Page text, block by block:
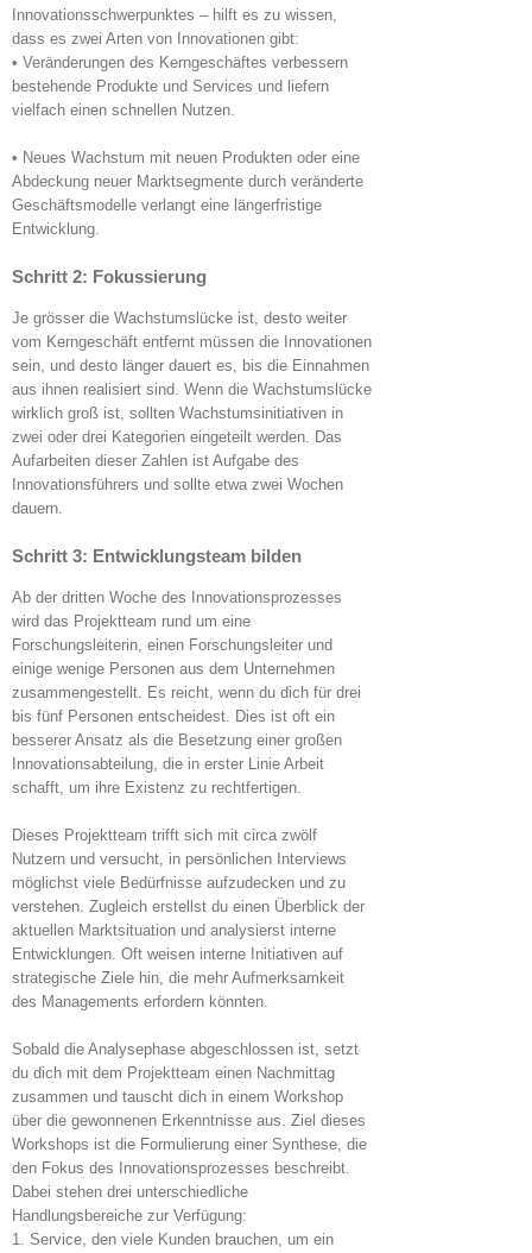
Innovationsschwerpunktes – hilft es zu wissen,
dass es zwei Arten von Innovationen gibt:
• Veränderungen des Kerngeschäftes verbessern
bestehende Produkte und Services und liefern
vielfach einen schnellen Nutzen.
• Neues Wachstum mit neuen Produkten oder eine
Abdeckung neuer Marktsegmente durch veränderte
Geschäftsmodelle verlangt eine längerfristige
Entwicklung.
Schritt 2: Fokussierung
Je grösser die Wachstumslücke ist, desto weiter
vom Kerngeschäft entfernt müssen die Innovationen
sein, und desto länger dauert es, bis die Einnahmen
aus ihnen realisiert sind. Wenn die Wachstumslücke
wirklich groß ist, sollten Wachstumsinitiativen in
zwei oder drei Kategorien eingeteilt werden. Das
Aufarbeiten dieser Zahlen ist Aufgabe des
Innovationsführers und sollte etwa zwei Wochen
dauern.
Schritt 3: Entwicklungsteam bilden
Ab der dritten Woche des Innovationsprozesses
wird das Projektteam rund um eine
Forschungsleiterin, einen Forschungsleiter und
einige wenige Personen aus dem Unternehmen
zusammengestellt. Es reicht, wenn du dich für drei
bis fünf Personen entscheidest. Dies ist oft ein
besserer Ansatz als die Besetzung einer großen
Innovationsabteilung, die in erster Linie Arbeit
schafft, um ihre Existenz zu rechtfertigen.
Dieses Projektteam trifft sich mit circa zwölf
Nutzern und versucht, in persönlichen Interviews
möglichst viele Bedürfnisse aufzudecken und zu
verstehen. Zugleich erstellst du einen Überblick der
aktuellen Marktsituation und analysierst interne
Entwicklungen. Oft weisen interne Initiativen auf
strategische Ziele hin, die mehr Aufmerksamkeit
des Managements erfordern könnten.
Sobald die Analysephase abgeschlossen ist, setzt
du dich mit dem Projektteam einen Nachmittag
zusammen und tauscht dich in einem Workshop
über die gewonnenen Erkenntnisse aus. Ziel dieses
Workshops ist die Formulierung einer Synthese, die
den Fokus des Innovationsprozesses beschreibt.
Dabei stehen drei unterschiedliche
Handlungsbereiche zur Verfügung:
1. Service, den viele Kunden brauchen, um ein